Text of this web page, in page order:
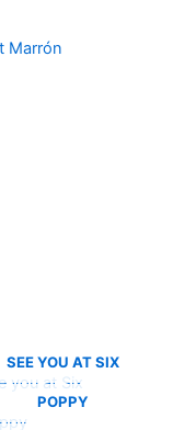
Marrón
SEE YOU AT SIX
POPPY